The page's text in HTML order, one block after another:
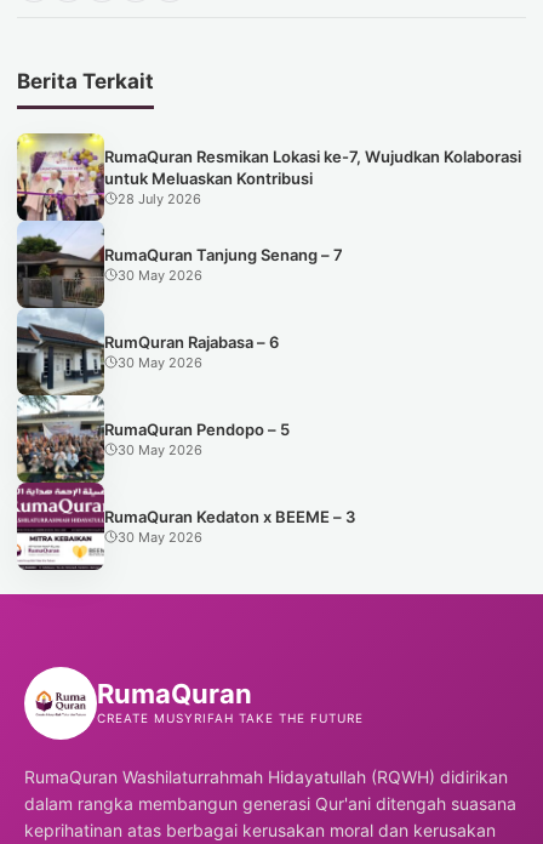
Berita Terkait
RumaQuran Resmikan Lokasi ke-7, Wujudkan Kolaborasi
untuk Meluaskan Kontribusi
28 July 2026
RumaQuran Tanjung Senang – 7
30 May 2026
RumQuran Rajabasa – 6
30 May 2026
RumaQuran Pendopo – 5
30 May 2026
RumaQuran Kedaton x BEEME – 3
30 May 2026
RumaQuran
CREATE MUSYRIFAH TAKE THE FUTURE
RumaQuran Washilaturrahmah Hidayatullah (RQWH) didirikan
dalam rangka membangun generasi Qur'ani ditengah suasana
keprihatinan atas berbagai kerusakan moral dan kerusakan